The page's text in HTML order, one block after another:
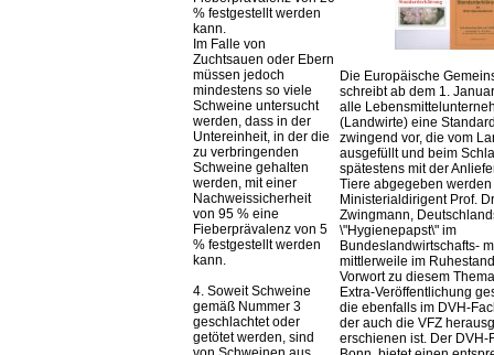
% festgestellt werden
kann.
Im Falle von
Zuchtsauen oder Ebern
müssen jedoch
mindestens so viele
Schweine untersucht
werden, dass in der
Untereinheit, in der die
zu verbringenden
Schweine gehalten
werden, mit einer
Nachweissicherheit
von 95 % eine
Fieberprävalenz von 5
% festgestellt werden
kann.
4. Soweit Schweine
gemäß Nummer 3
geschlachtet oder
getötet werden, sind
Die Europäische
schreibt ab dem 1.
alle
(Landwirte) eine
zwingend vor, die vom
ausgefüllt und beim
spätestens mit der
Tiere abgegeben werden
Ministerialdirigent Prof.
Zwingmann,
\"Hygienepapst\" im
Bundeslandwirtschafts-
mittlerweile im
Vorwort zu diesem
Extra-Veröffentlichung
die ebenfalls im DVH-
der auch die VFZ
erschienen ist. Der DVH-